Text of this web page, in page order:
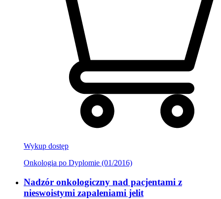
Wykup dostęp
Onkologia po Dyplomie (01/2016)
Nadzór onkologiczny nad pacjentami z
nieswoistymi zapaleniami jelit